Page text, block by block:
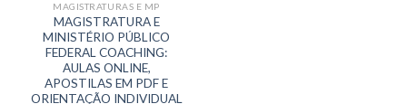
MAGISTRATURAS E MP
MAGISTRATURA E
MINISTÉRIO PÚBLICO
FEDERAL COACHING:
AULAS ONLINE,
APOSTILAS EM PDF E
ORIENTAÇÃO INDIVIDUAL